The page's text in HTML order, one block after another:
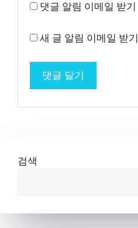
댓글 알림 이메일 받기
새 글 알림 이메일 받기
검색